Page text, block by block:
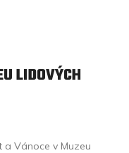
LIDOVÝCH
a Vánoce v Muzeu